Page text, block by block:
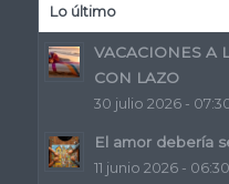
Lo último
VACACIONES A
CON LAZO
30 julio 2026 -
El amor debería
11 junio 2026 - 06:30